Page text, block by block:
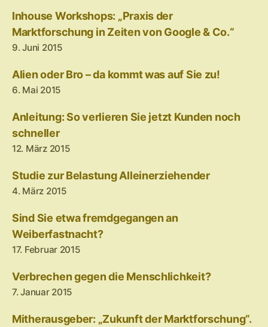
Inhouse Workshops: „Praxis der
Marktforschung in Zeiten von Google & Co.“
9. Juni 2015
Alien oder Bro – da kommt was auf Sie zu!
6. Mai 2015
Anleitung: So verlieren Sie jetzt Kunden noch
schneller
12. März 2015
Studie zur Belastung Alleinerziehender
4. März 2015
Sind Sie etwa fremdgegangen an
Weiberfastnacht?
17. Februar 2015
Verbrechen gegen die Menschlichkeit?
7. Januar 2015
Mitherausgeber: „Zukunft der Marktforschung“.